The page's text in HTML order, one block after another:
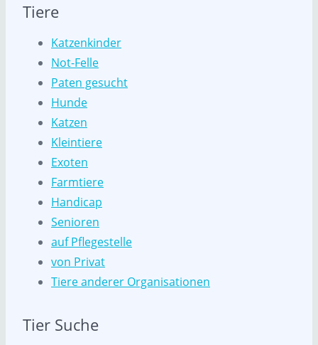
Tiere
Katzenkinder
Not-Felle
Paten gesucht
Hunde
Katzen
Kleintiere
Exoten
Farmtiere
Handicap
Senioren
auf Pflegestelle
von Privat
Tiere anderer Organisationen
Tier Suche